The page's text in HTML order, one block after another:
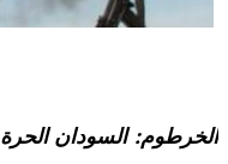
الخرطوم: السودان الحرة